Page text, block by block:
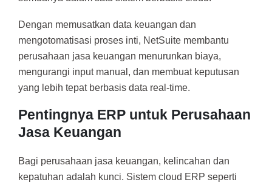
Dengan memusatkan data keuangan dan
mengotomatisasi proses inti, NetSuite membantu
perusahaan jasa keuangan menurunkan biaya,
mengurangi input manual, dan membuat keputusan
yang lebih tepat berbasis data real-time.
Pentingnya ERP untuk Perusahaan
Jasa Keuangan
Bagi perusahaan jasa keuangan, kelincahan dan
kepatuhan adalah kunci. Sistem cloud ERP seperti